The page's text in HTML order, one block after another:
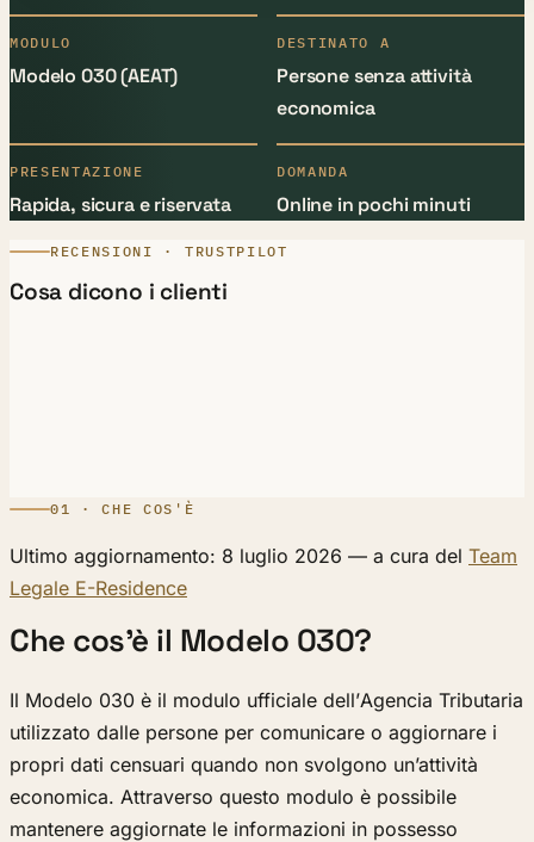
MODULO
Modelo 030 (AEAT)
DESTINATO A
Persone senza attività
economica
PRESENTAZIONE
Rapida, sicura e riservata
DOMANDA
Online in pochi minuti
RECENSIONI · TRUSTPILOT
Cosa dicono i clienti
01 · CHE COS'È
Ultimo aggiornamento: 8 luglio 2026 — a cura del Team
Legale E-Residence
Che cos’è il Modelo 030?
Il Modelo 030 è il modulo ufficiale dell’Agencia Tributaria
utilizzato dalle persone per comunicare o aggiornare i
propri dati censuari quando non svolgono un’attività
economica. Attraverso questo modulo è possibile
mantenere aggiornate le informazioni in possesso